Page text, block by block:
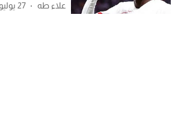
علاء طه 27 يوليو 2026